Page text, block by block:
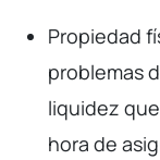
Propiedad
problemas
liquidez
hora de